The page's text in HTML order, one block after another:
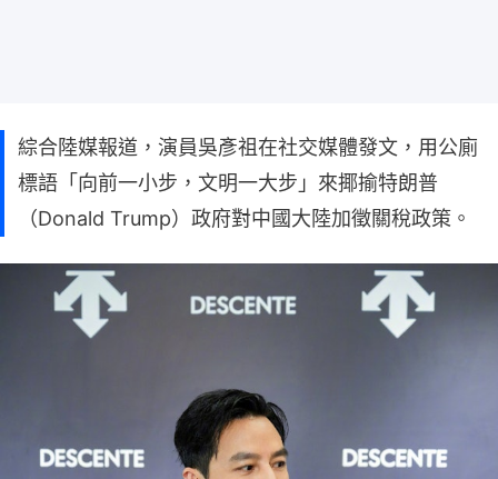
綜合陸媒報道，演員吳彥祖在社交媒體發文，用公廁
標語「向前一小步，文明一大步」來揶揄特朗普
（Donald Trump）政府對中國大陸加徵關稅政策。